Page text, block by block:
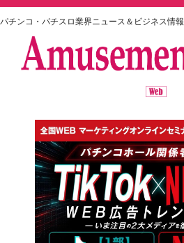
パチンコ・パチスロ業界ニュース＆ビジネス情報